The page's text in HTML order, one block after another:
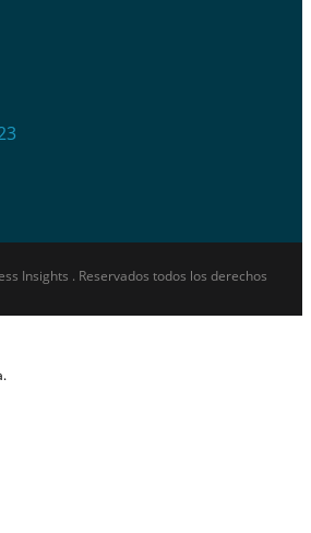
Insights . Reservados todos los derechos